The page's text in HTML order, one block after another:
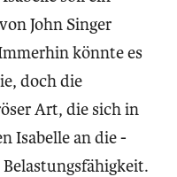
John ­Singer
könnte es
doch die
Art, die sich in
Isabelle an die